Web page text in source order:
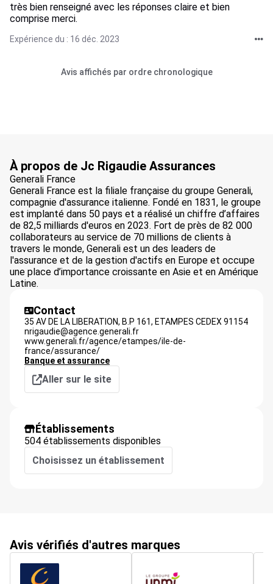
très bien renseigné avec les réponses claire et bien
comprise merci.
Expérience du : 16 déc. 2023
Avis affichés par ordre chronologique
À propos de Jc Rigaudie Assurances
Generali France
Generali France est la filiale française du groupe Generali,
compagnie d'assurance italienne. Fondé en 1831, le groupe
est implanté dans 50 pays et a réalisé un chiffre d’affaires
de 82,5 milliards d'euros en 2023. Fort de près de 82 000
collaborateurs au service de 70 millions de clients à
travers le monde, Generali est un des leaders de
l'assurance et de la gestion d'actifs en Europe et occupe
une place d’importance croissante en Asie et en Amérique
Latine.
Contact
35 AV DE LA LIBERATION, B.P 161, ETAMPES CEDEX 91154
nrigaudie@agence.generali.fr
www.generali.fr/agence/etampes/ile-de-
france/assurance/
Banque et assurance
Aller sur le site
Établissements
504 établissements disponibles
Choisissez un établissement
Avis vérifiés d'autres marques